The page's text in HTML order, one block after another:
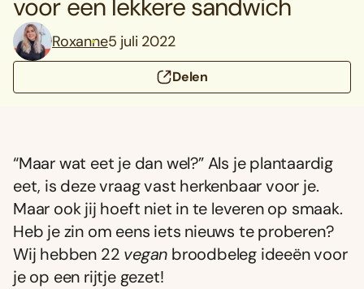
voor een lekkere sandwich
Roxanne5 juli 2022
Delen
“Maar wat eet je dan wel?” Als je plantaardig
eet, is deze vraag vast herkenbaar voor je.
Maar ook jij hoeft niet in te leveren op smaak.
Heb je zin om eens iets nieuws te proberen?
Wij hebben 22 vegan broodbeleg ideeën voor
je op een rijtje gezet!